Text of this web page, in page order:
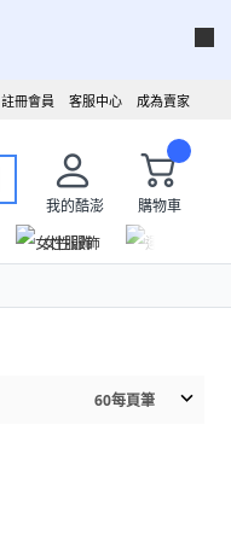
成為賣家
客服中心
註冊會員
我的酷澎
購物車
女性服飾
60每頁筆